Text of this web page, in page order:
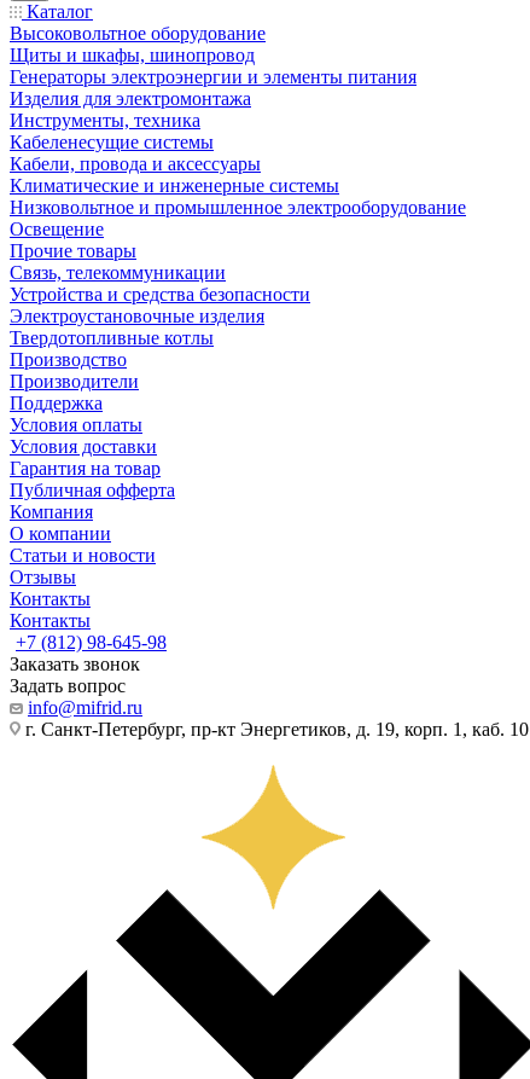
Каталог
Высоковольтное оборудование
Щиты и шкафы, шинопровод
Генераторы электроэнергии и элементы питания
Изделия для электромонтажа
Инструменты, техника
Кабеленесущие системы
Кабели, провода и аксессуары
Климатические и инженерные системы
Низковольтное и промышленное электрооборудование
Освещение
Прочие товары
Связь, телекоммуникации
Устройства и средства безопасности
Электроустановочные изделия
Твердотопливные котлы
Производство
Производители
Поддержка
Условия оплаты
Условия доставки
Гарантия на товар
Публичная офферта
Компания
О компании
Статьи и новости
Отзывы
Контакты
Контакты
+7 (812) 98-645-98
Заказать звонок
Задать вопрос
info@mifrid.ru
г. Санкт-Петербург, пр-кт Энергетиков, д. 19, корп. 1, каб. 10